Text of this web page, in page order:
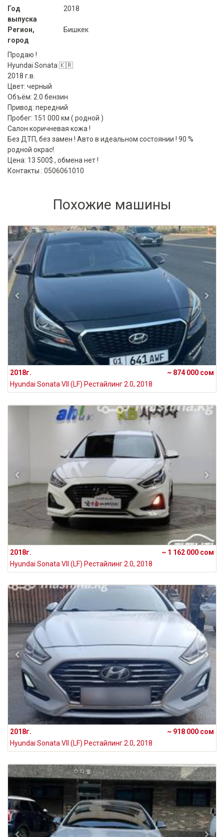
Год
выпуска
2018
Регион,
город
Бишкек
Продаю !
Hyundai Sonata 🇰🇷
2018 г.в.
Цвет: черный
Объём: 2.0 бензин
Привод: передний
Пробег: 151 000 км ( родной )
Салон коричневая кожа !
Без ДТП, без замен ! Авто в идеальном состоянии ! 90 %
родной окрас!
Цена: 13 500$ , обмена нет !
Контакты : 0506061010
Похожие машины
2018г.
~ 874 000 сом
Hyundai Sonata VII (LF) Рестайлинг 2.0, 2018
2018г.
~ 1 162 000 сом
Hyundai Sonata VII (LF) Рестайлинг 2.0, 2018
2018г.
~ 918 000 сом
Hyundai Sonata VII (LF) Рестайлинг 2.0, 2018